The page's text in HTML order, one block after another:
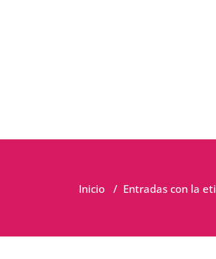
Inicio / Entradas con la